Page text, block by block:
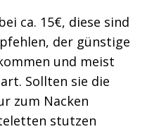
ca. 15€, diese sind
der günstige
und meist
Sollten sie die
zum Nacken
stutzen